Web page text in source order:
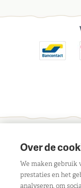
Over de
We maken gebruik
prestaties en het
analyseren, om